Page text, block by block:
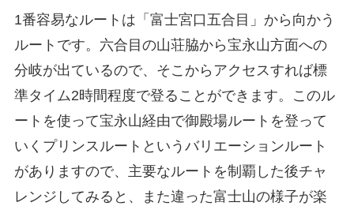
1番容易なルートは「富士宮口五合目」から向かう
ルートです。六合目の山荘脇から宝永山方面への
分岐が出ているので、そこからアクセスすれば標
準タイム2時間程度で登ることができます。このル
ートを使って宝永山経由で御殿場ルートを登って
いくプリンスルートというバリエーションルート
がありますので、主要なルートを制覇した後チャ
レンジしてみると、また違った富士山の様子が楽